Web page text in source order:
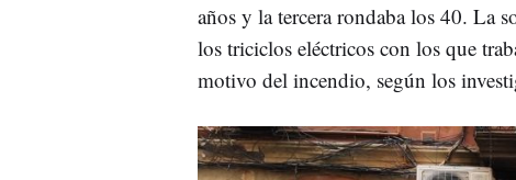
años y la tercera rondaba los 40. La
los triciclos eléctricos con los que
motivo del incendio, según los